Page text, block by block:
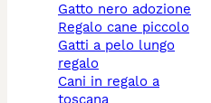
gatto nero adozione
regalo cane piccolo
gatti a pelo lungo
regalo
cani in regalo a